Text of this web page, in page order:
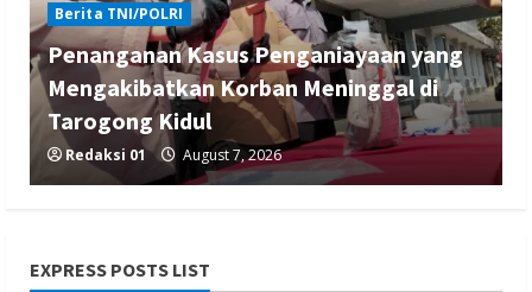
Berita TNI/POLRI
Penanganan Kasus Penganiayaan yang
Mengakibatkan Korban Meninggal di
Tarogong Kidul
Redaksi 01 August 7, 2026
EXPRESS POSTS LIST